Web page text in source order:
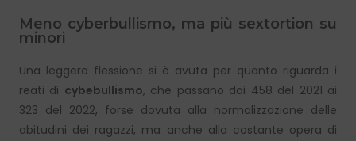
Meno cyberbullismo, ma più sextortion su
minori
Una leggera flessione si è avuta per quanto riguarda i
reati di cybebullismo, che passano dai 458 del 2021 ai
323 del 2022, forse dovuta alla normalizzazione delle
abitudini dei ragazzi, ma anche alla costante opera di